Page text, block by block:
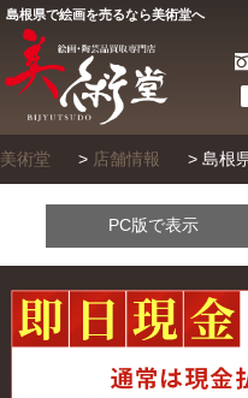
島根県で絵画を売るなら美術堂へ
美術堂 > 店舗情報 > 島根
PC版で表示